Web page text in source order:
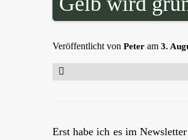
Veröffentlicht von Peter am 3.
Erst habe ich es im